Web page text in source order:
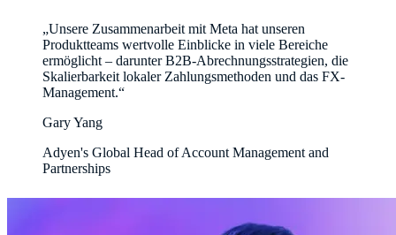
„Unsere Zusammenarbeit mit Meta hat unseren
Produktteams wertvolle Einblicke in viele Bereiche
ermöglicht – darunter B2B-Abrechnungsstrategien, die
Skalierbarkeit lokaler Zahlungsmethoden und das FX-
Management.“
Gary Yang
Adyen's Global Head of Account Management and
Partnerships